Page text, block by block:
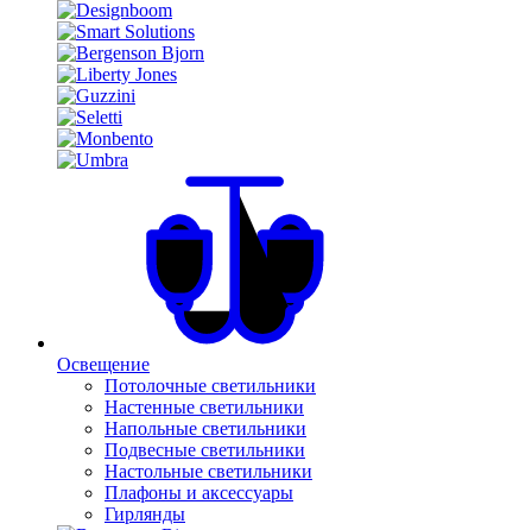
Освещение
Потолочные светильники
Настенные светильники
Напольные светильники
Подвесные светильники
Настольные светильники
Плафоны и аксессуары
Гирлянды